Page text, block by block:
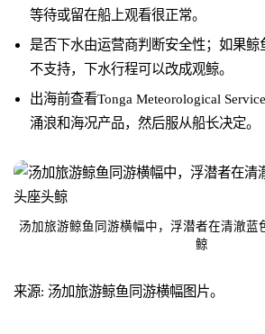
等待或留在船上观看很正常。
是否下水由运营商判断安全性；如果
不支持，下水行程可以改成观鲸。
出海前查看Tonga Meteorological
涌浪和海况产品，然后服从船长决定。
汤加旅游鲸鱼同游横幅中，浮潜者在清澈蓝
鲸
来源: 汤加旅游鲸鱼同游横幅图片。